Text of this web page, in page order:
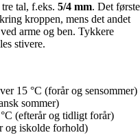
tal, f.eks. 5/4 mm. Det første
kroppen, mens det andet
arme og ben. Tykkere
stivere.
15 °C (forår og sensommer)
sommer)
(efterår og tidligt forår)
og iskolde forhold)